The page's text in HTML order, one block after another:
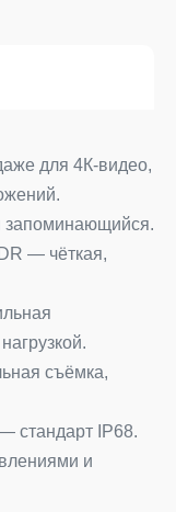
для 4К-видео,
запоминающийся.
— чёткая,
съёмка,
стандарт IP68.
и